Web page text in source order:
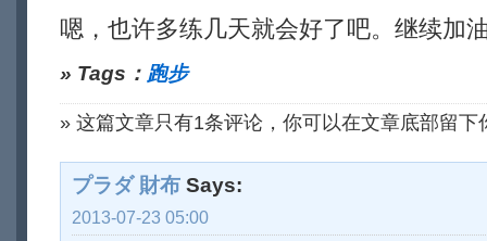
嗯，也许多练几天就会好了吧。继续加
» Tags： 跑步
» 这篇文章只有1条评论，你可以在文章底部留下
プラダ 財布 Says:
2013-07-23 05:00